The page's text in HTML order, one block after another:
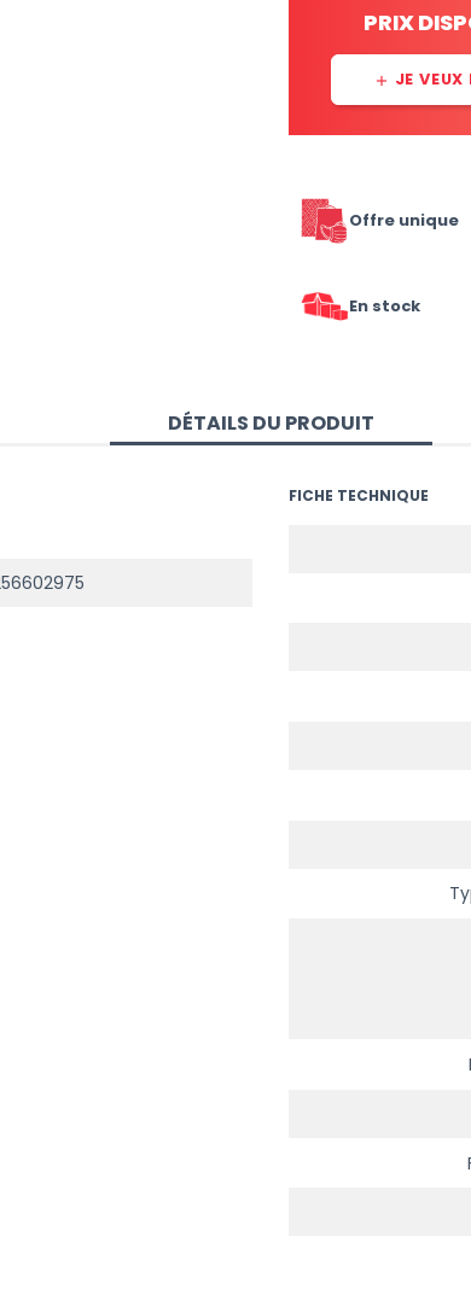
PRIX
add JE
Offre unique
En stock
DÉTAILS DU PRODUIT
FICHE TECHNIQUE